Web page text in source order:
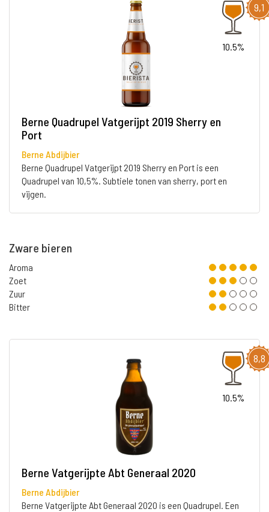
9,1
10.5%
Berne Quadrupel Vatgerijpt 2019 Sherry en
Port
Berne Abdijbier
Berne Quadrupel Vatgerijpt 2019 Sherry en Port is een
Quadrupel van 10,5%. Subtiele tonen van sherry, port en
vijgen.
Zware bieren
Aroma
Zoet
Zuur
Bitter
8,8
10.5%
Berne Vatgerijpte Abt Generaal 2020
Berne Abdijbier
Berne Vatgerijpte Abt Generaal 2020 is een Quadrupel. Een